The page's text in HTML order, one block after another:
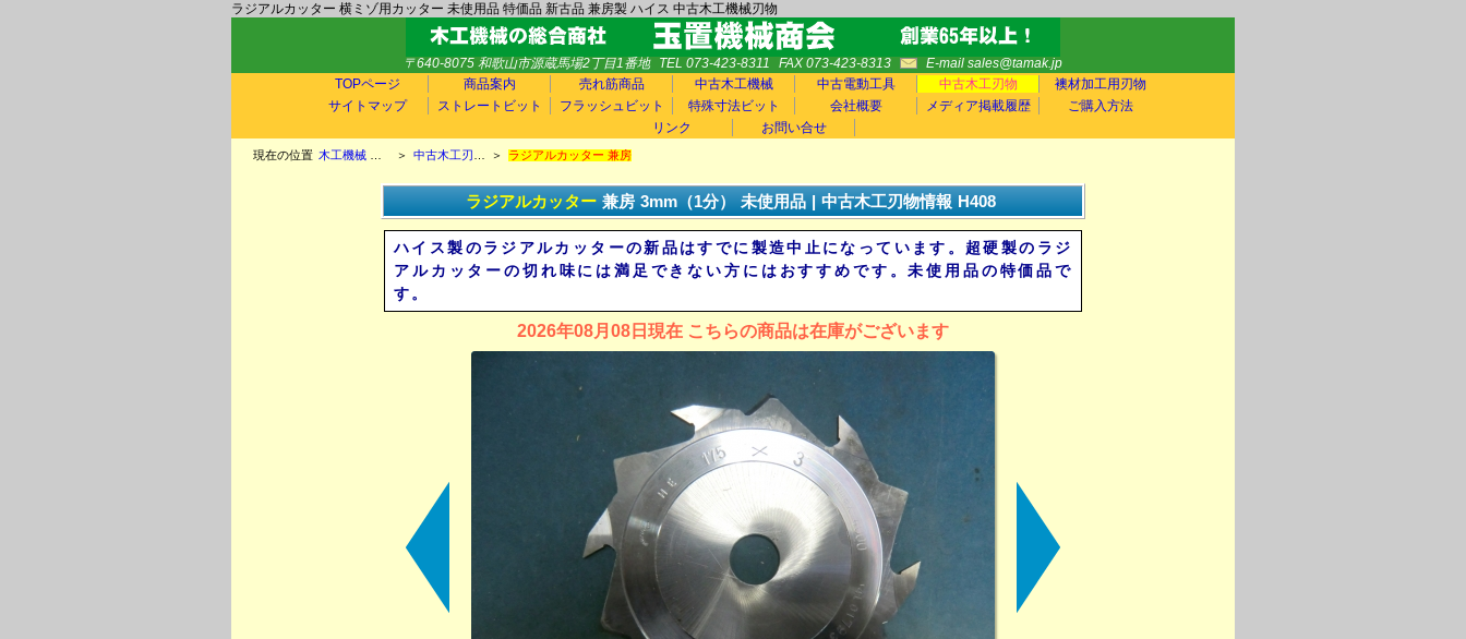
ラジアルカッター 横ミゾ用カッター 未使用品 特価品 新古品 兼房製 ハイス 中古木工機械刃物
〒640-8075 和歌山市源蔵馬場2丁目1番地 TEL 073-423-8311 FAX 073-423-8313
E-mail sales@tamak.jp
TOPページ
商品案内 売れ筋商品 中古木工機械 中古電動工具 中古木工刃物
襖材加工用刃物
サイトマップ
ストレートビット フラッシュビット 特殊寸法ビット 会社概要 メディア掲載履歴
ご購入方法
リンク
お問い合せ
現在の位置 ＞ ＞ ラジアルカッター 兼房
ラジアルカッター 兼房 3mm（1分） 未使用品 | 中古木工刃物情報 H408
ハイス製のラジアルカッターの新品はすでに製造中止になっています。超硬製のラジ
アルカッターの切れ味には満足できない方にはおすすめです。未使用品の特価品で
す。
2026年08月08日現在 こちらの商品は在庫がございます